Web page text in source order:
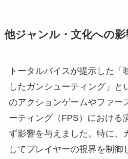
他ジャンル・文化への影
トータルバイスが提示した「
したガンシューティング」と
のアクションゲームやファー
ーティング（FPS）における
ず影響を与えました。特に、
してプレイヤーの視界を制御